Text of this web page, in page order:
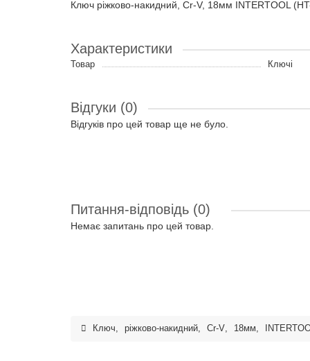
Ключ ріжково-накидний, Cr-V, 18мм INTERTOOL
Характеристики
Товар Ключі
Відгуки (0)
Відгуків про цей товар ще не було.
Питання-відповідь (0)
Немає запитань про цей товар.
Ключ, ріжково-накидний, Cr-V, 18мм,